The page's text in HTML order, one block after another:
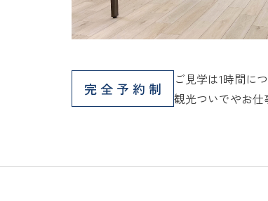
完全予約制
ご見学は1時間に
観光ついでやお